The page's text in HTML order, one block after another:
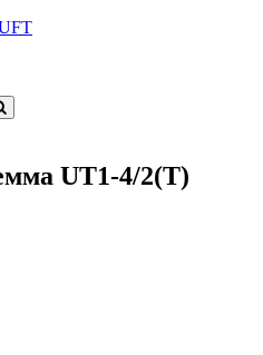
UT1-4/2(T)